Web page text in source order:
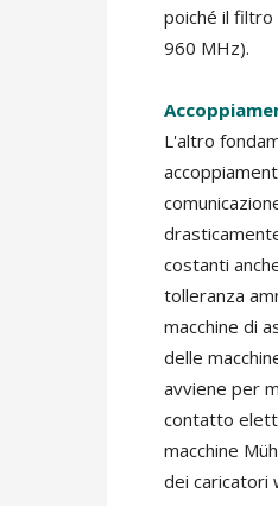
poiché il filtro
960 MHz).
L'altro
costanti
tolleranza
macchine di
delle
avviene per
contatto
macchine
dei caricatori